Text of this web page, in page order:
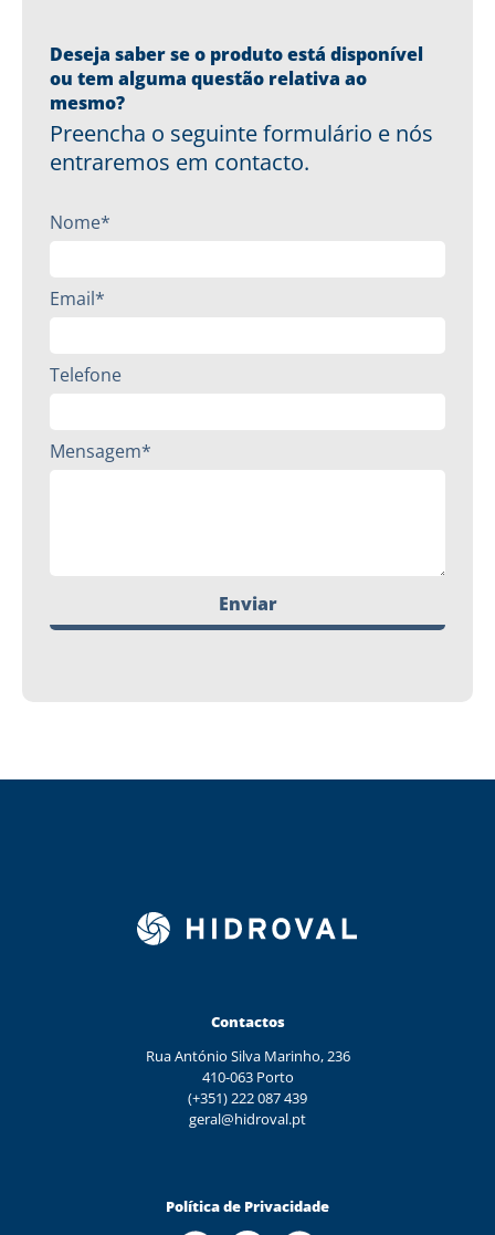
Deseja saber se o produto está disponível
ou tem alguma questão relativa ao
mesmo?
Preencha o seguinte formulário e nós
entraremos em contacto.
Nome*
Email*
Telefone
Mensagem*
Enviar
Contactos
Rua António Silva Marinho, 236
410-063 Porto
(+351) 222 087 439
geral@hidroval.pt
Política de Privacidade